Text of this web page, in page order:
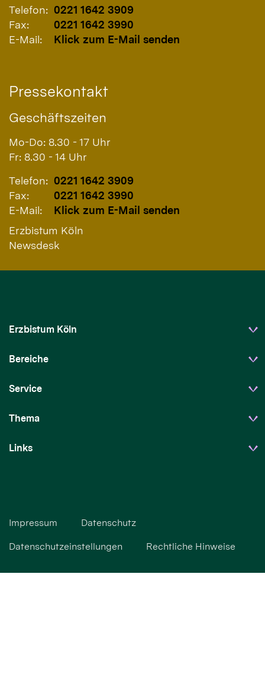
Telefon: 0221 1642 3909
Fax:
0221 1642 3990
E-Mail:
Klick zum E-Mail senden
Pressekontakt
Geschäftszeiten
Mo-Do: 8.30 - 17 Uhr
Fr: 8.30 - 14 Uhr
Telefon: 0221 1642 3909
Fax:
0221 1642 3990
E-Mail:
Klick zum E-Mail senden
Erzbistum Köln
Newsdesk
Erzbistum Köln
Bereiche
Service
Thema
Links
Impressum Datenschutz
Datenschutzeinstellungen Rechtliche Hinweise